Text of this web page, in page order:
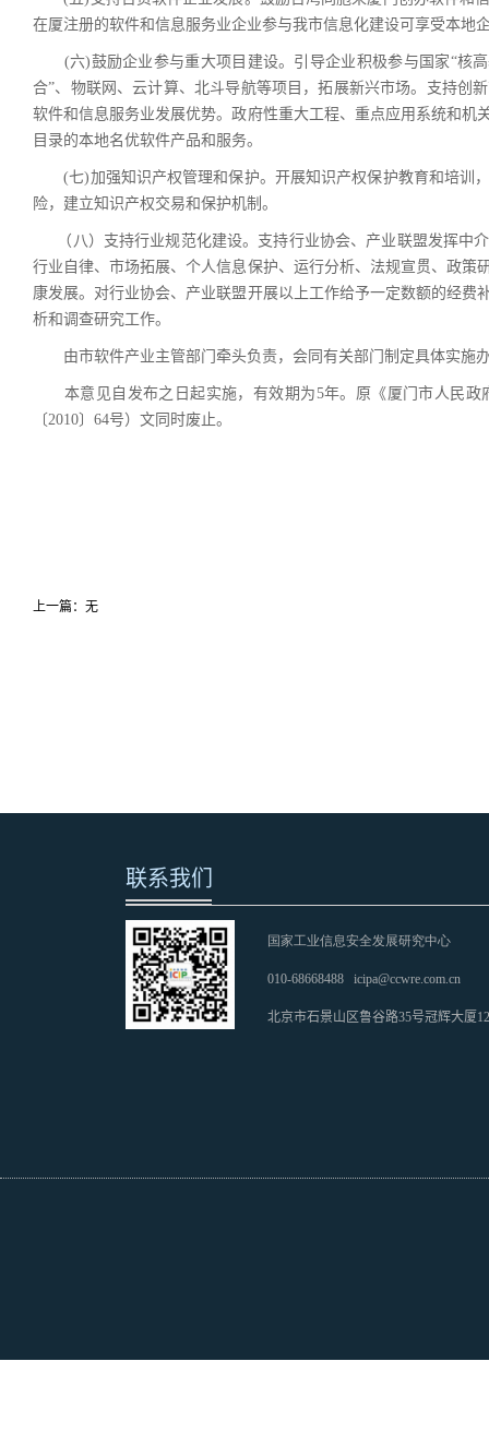
在厦注册的软件和信息服务业企业参与我市信息化建设可享受本地
(六)鼓励企业参与重大项目建设。引导企业积极参与国家“核高
合”、物联网、云计算、北斗导航等项目，拓展新兴市场。支持创
软件和信息服务业发展优势。政府性重大工程、重点应用系统和
目录的本地名优软件产品和服务。
(七)加强知识产权管理和保护。开展知识产权保护教育和培训
险，建立知识产权交易和保护机制。
（八）支持行业规范化建设。支持行业协会、产业联盟发挥中
行业自律、市场拓展、个人信息保护、运行分析、法规宣贯、政
康发展。对行业协会、产业联盟开展以上工作给予一定数额的经
析和调查研究工作。
由市软件产业主管部门牵头负责，会同有关部门制定具体实施
本意见自发布之日起实施，有效期为5年。原《厦门市人民政
〔2010〕64号）文同时废止。
上一篇：无
联系我们
国家工业信息安全发展研究中心
010-68668488 icipa@ccwre.com.cn
北京市石景山区鲁谷路35号冠辉大厦